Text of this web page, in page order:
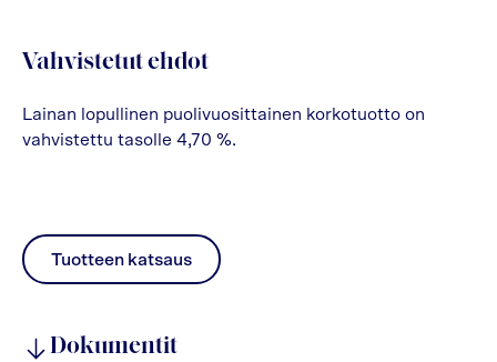
Vahvistetut ehdot
Lainan lopullinen puolivuosittainen korkotuotto on
vahvistettu tasolle 4,70 %.
Tuotteen katsaus
pdf
Dokumentit